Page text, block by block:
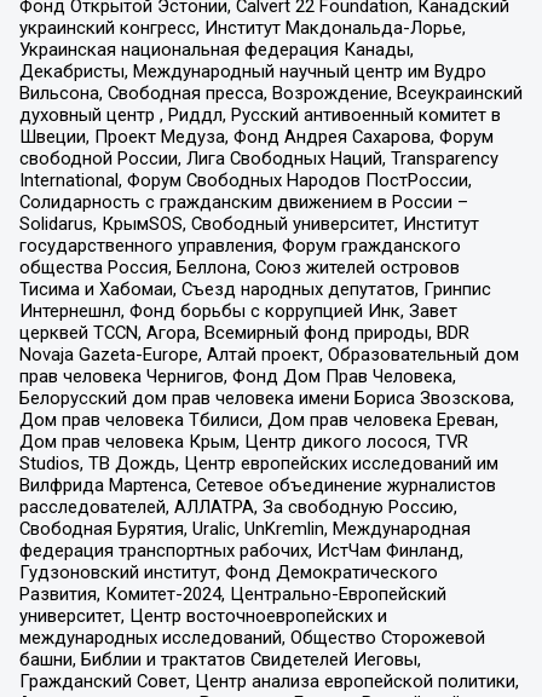
Фонд Открытой Эстонии, Calvert 22 Foundation, Канадский
украинский конгресс, Институт Макдональда-Лорье,
Украинская национальная федерация Канады,
Декабристы, Международный научный центр им Вудро
Вильсона, Свободная пресса, Возрождение, Всеукраинский
духовный центр , Риддл, Русский антивоенный комитет в
Швеции, Проект Медуза, Фонд Андрея Сахарова, Форум
свободной России, Лига Свободных Наций, Transparеncy
International, Форум Свободных Народов ПостРоссии,
Солидарность с гражданским движением в России –
Solidarus, КрымSOS, Свободный университет, Институт
государственного управления, Форум гражданского
общества Россия, Беллона, Союз жителей островов
Тисима и Хабомаи, Съезд народных депутатов, Гринпис
Интернешнл, Фонд борьбы с коррупцией Инк, Завет
церквей TCCN, Агора, Всемирный фонд природы, BDR
Novaja Gazeta-Europe, Алтай проект, Образовательный дом
прав человека Чернигов, Фонд Дом Прав Человека,
Белорусский дом прав человека имени Бориса Звозскова,
Дом прав человека Тбилиси, Дом прав человека Ереван,
Дом прав человека Крым, Центр дикого лосося, TVR
Studios, ТВ Дождь, Центр европейских исследований им
Вилфрида Мартенса, Сетевое объединение журналистов
расследователей, АЛЛАТРА, За свободную Россию,
Свободная Бурятия, Uralic, UnKremlin, Международная
федерация транспортных рабочих, ИстЧам Финланд,
Гудзоновский институт, Фонд Демократического
Развития, Комитет-2024, Центрально-Европейский
университет, Центр восточноевропейских и
международных исследований, Общество Сторожевой
башни, Библии и трактатов Свидетелей Иеговы,
Гражданский Совет, Центр анализа европейской политики,